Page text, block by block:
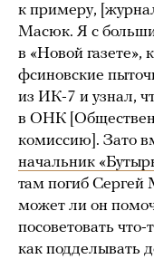
к примеру,
Масюк. Я с
в «Новой газете»,
фсиновские
из ИК-7 и узнал,
в ОНК
комиссию]. Зато
начальник
там погиб Сергей
может ли он
посоветовать
как подделывать